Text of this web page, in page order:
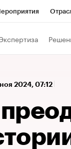
2024, 07:12